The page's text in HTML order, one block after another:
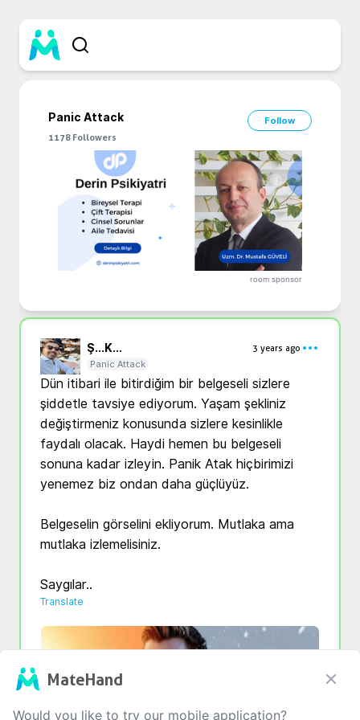
Panic Attack
Follow
1178 Followers
room sponsor
Ş...K...
3 years ago
Panic Attack
Dün itibari ile bitirdiğim bir belgeseli sizlere
şiddetle tavsiye ediyorum. Yaşam şekliniz
değiştirmeniz konusunda sizlere kesinlikle
faydalı olacak. Haydi hemen bu belgeseli
sonuna kadar izleyin. Panik Atak hiçbirimizi
yenemez biz ondan daha güçlüyüz.
Belgeselin görselini ekliyorum. Mutlaka ama
mutlaka izlemelisiniz.
Saygılar..
Translate
MateHand
Would you like to try our mobile application?